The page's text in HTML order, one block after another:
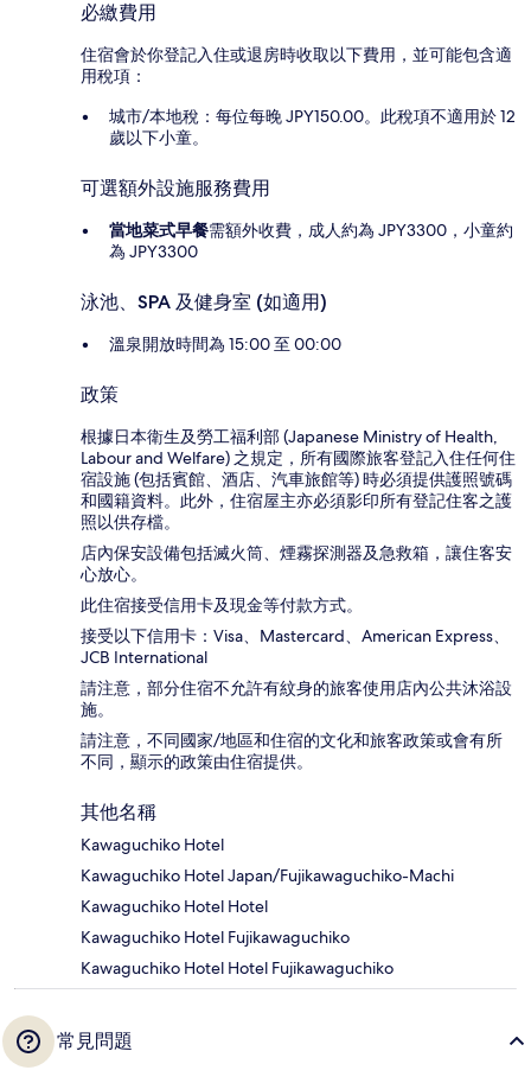
必繳費用
住宿會於你登記入住或退房時收取以下費用，並可能包含適
用稅項：
城市/本地稅：每位每晚 JPY150.00。此稅項不適用於 12
歲以下小童。
可選額外設施服務費用
當地菜式早餐需額外收費，成人約為 JPY3300，小童約
為 JPY3300
泳池、SPA 及健身室 (如適用)
溫泉開放時間為 15:00 至 00:00
政策
根據日本衛生及勞工福利部 (Japanese Ministry of Health,
Labour and Welfare) 之規定，所有國際旅客登記入住任何住
宿設施 (包括賓館、酒店、汽車旅館等) 時必須提供護照號碼
和國籍資料。此外，住宿屋主亦必須影印所有登記住客之護
照以供存檔。
店內保安設備包括滅火筒、煙霧探測器及急救箱，讓住客安
心放心。
此住宿接受信用卡及現金等付款方式。
接受以下信用卡：Visa、Mastercard、American Express、
JCB International
請注意，部分住宿不允許有紋身的旅客使用店內公共沐浴設
施。
請注意，不同國家/地區和住宿的文化和旅客政策或會有所
不同，顯示的政策由住宿提供。
其他名稱
Kawaguchiko Hotel
Kawaguchiko Hotel Japan/Fujikawaguchiko-Machi
Kawaguchiko Hotel Hotel
Kawaguchiko Hotel Fujikawaguchiko
Kawaguchiko Hotel Hotel Fujikawaguchiko
常見問題